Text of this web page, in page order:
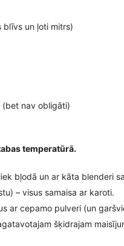
blīvs un ļoti mitrs)
(bet nav obligāti)
temperatūrā.
bļodā un ar kāta blenderi
– visus samaisa ar karoti.
ar cepamo pulveri (un
šķidrajam